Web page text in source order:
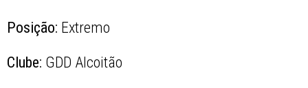
Posição: Extremo
Clube: GDD Alcoitão